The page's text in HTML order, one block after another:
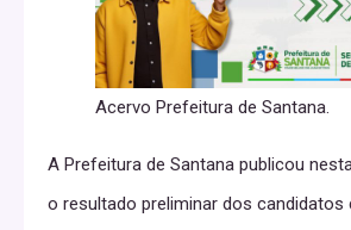
Acervo Prefeitura de Santana.
A Prefeitura de Santana publicou
o resultado preliminar dos